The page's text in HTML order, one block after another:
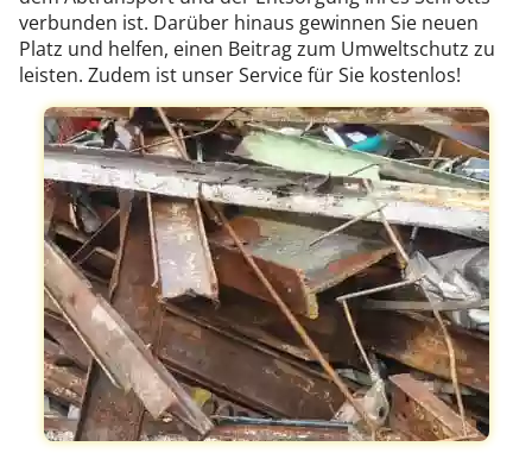
verbunden ist. Darüber hinaus gewinnen Sie neuen
Platz und helfen, einen Beitrag zum Umweltschutz zu
leisten. Zudem ist unser Service für Sie kostenlos!